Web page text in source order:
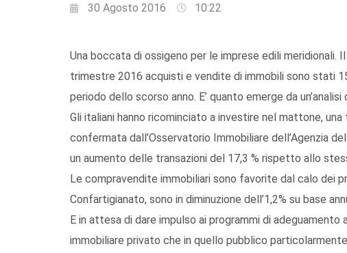
30 Agosto 2016 10:22
Una boccata di ossigeno per le imprese edili
trimestre 2016 acquisti e vendite di immobili sono stati
periodo dello scorso anno. E’ quanto emerge da
Gli italiani hanno ricominciato a investire nel mattone,
confermata dall’Osservatorio Immobiliare dell’Agenzia
un aumento delle transazioni del 17,3 % rispetto allo
Le compravendite immobiliari sono favorite dal calo dei
Confartigianato, sono in diminuzione dell’1,2% su base
E in attesa di dare impulso ai programmi di
immobiliare privato che in quello pubblico